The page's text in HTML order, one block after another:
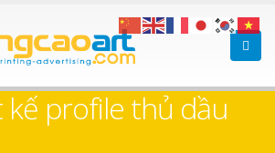
kế profile thủ dầu